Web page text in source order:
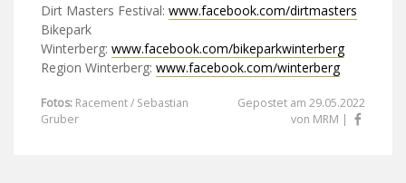
Dirt Masters Festival: www.facebook.com/dirtmasters
Bikepark
Winterberg: www.facebook.com/bikeparkwinterberg
Region Winterberg: www.facebook.com/winterberg
Fotos: Racement / Sebastian
Gruber
Gepostet am 29.05.2022
von MRM |